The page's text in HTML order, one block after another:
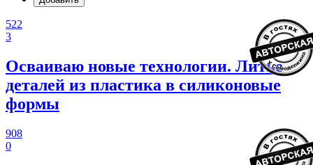
522
3
Осваиваю новые технологии. Литье
деталей из пластика в силиконовые
формы
908
0